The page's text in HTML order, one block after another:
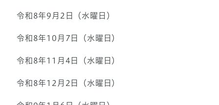
令和8年9月2日（水曜日）
令和8年10月7日（水曜日）
令和8年11月4日（水曜日）
令和8年12月2日（水曜日）